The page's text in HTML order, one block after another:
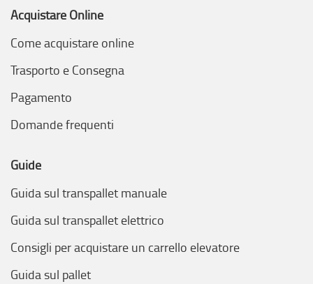
Acquistare Online
Come acquistare online
Trasporto e Consegna
Pagamento
Domande frequenti
Guide
Guida sul transpallet manuale
Guida sul transpallet elettrico
Consigli per acquistare un carrello elevatore
Guida sul pallet